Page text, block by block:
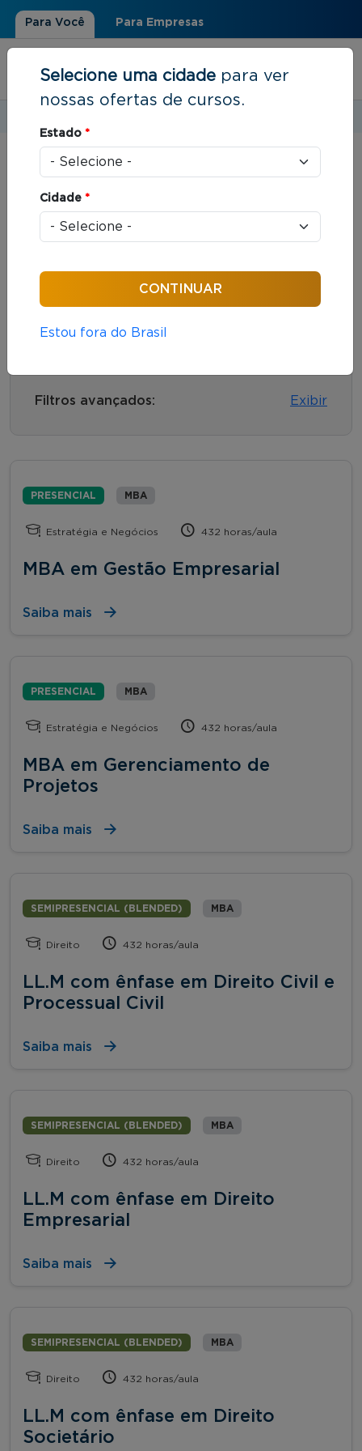
Para Você Para Empresas
Você está aqui
Resultados de busca
Foram encontrados: 312 cursos
Filtros avançados: Exibir
PRESENCIAL MBA
Estratégia e Negócios 432 horas/aula
MBA em Gestão Empresarial
Saiba mais
PRESENCIAL MBA
Estratégia e Negócios 432 horas/aula
MBA em Gerenciamento de
Projetos
Saiba mais
SEMIPRESENCIAL (BLENDED) MBA
Direito 432 horas/aula
LL.M com ênfase em Direito Civil e
Processual Civil
Saiba mais
SEMIPRESENCIAL (BLENDED) MBA
Direito 432 horas/aula
LL.M com ênfase em Direito
Empresarial
Saiba mais
SEMIPRESENCIAL (BLENDED) MBA
Direito 432 horas/aula
LL.M com ênfase em Direito
Societário
Selecione uma cidade para ver
nossas ofertas de cursos.
Estado *
Cidade *
Estou fora do Brasil